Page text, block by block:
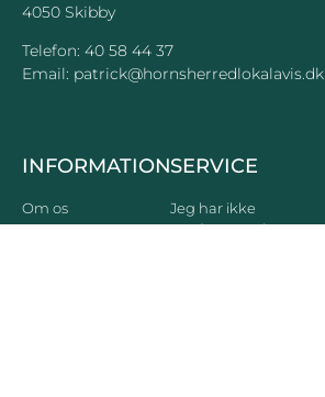
4050 Skibby
Telefon: 40 58 44 37
Email: patrick@hornsherredlokalavis.dk
INFORMATION
Om os
SERVICE
Jeg har ikke
modtaget avisen